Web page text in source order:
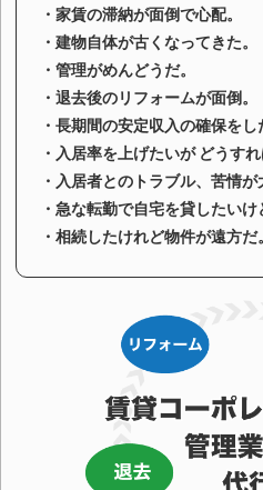
新し
る方
・家賃の滞納が面倒で心配。
・建物自体が古くなってきた。
・管理がめんどうだ。
・退去後のリフォームが面倒。
・長期間の安定収入の確保をし
・入居率を上げたいが どうすれ
・入居者とのトラブル、苦情が
・急な転勤で自宅を貸したいけ
・相続したけれど物件が遠方だ。